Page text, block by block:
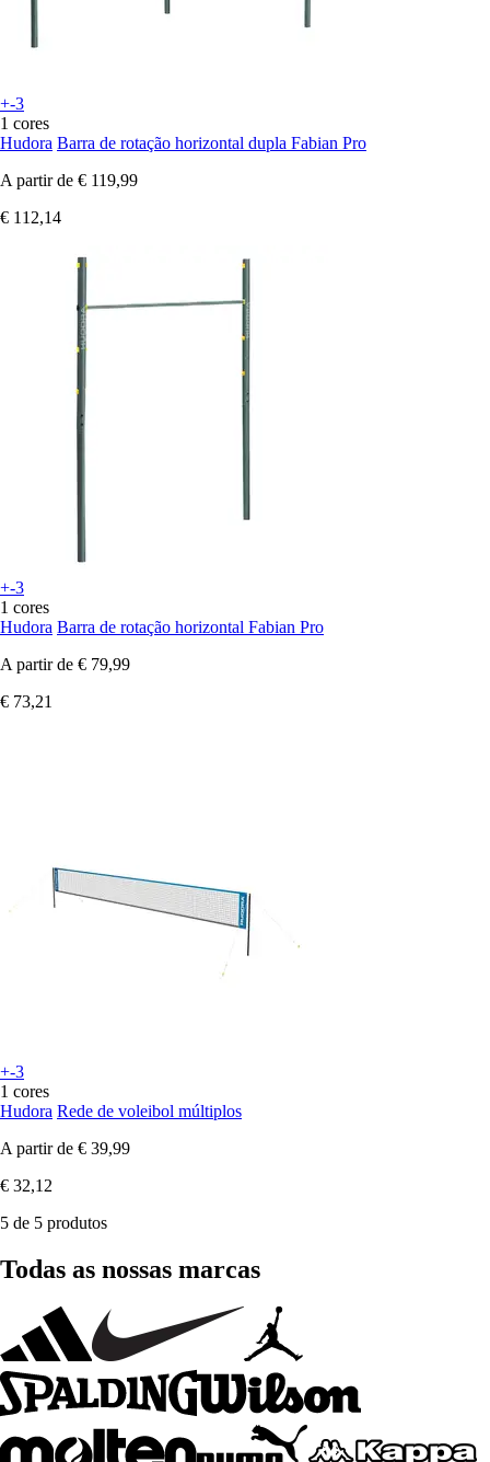
+-3
1 cores
Hudora Barra de rotação horizontal dupla Fabian Pro
A partir de € 119,99
€ 112,14
+-3
1 cores
Hudora Barra de rotação horizontal Fabian Pro
A partir de € 79,99
€ 73,21
+-3
1 cores
Hudora Rede de voleibol múltiplos
A partir de € 39,99
€ 32,12
5 de 5 produtos
Todas as nossas marcas